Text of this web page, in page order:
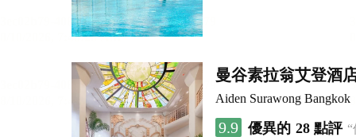
曼谷素拉翁艾登酒
Aiden Surawong Bangkok
9.9 優異的 28 點評